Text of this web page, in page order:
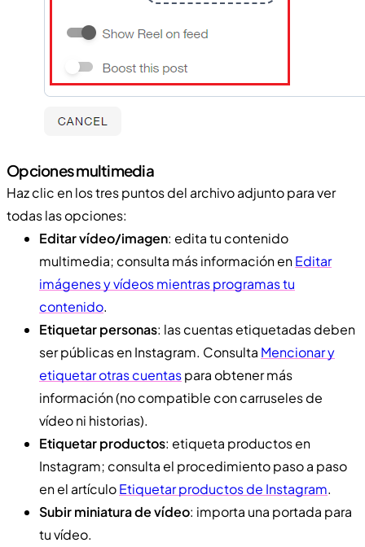
Opciones multimedia
Haz clic en los tres puntos del archivo adjunto para ver
todas las opciones:
Editar vídeo/imagen: edita tu contenido
multimedia; consulta más información enEditar
imágenes y vídeos mientras programas tu
contenido.
Etiquetar personas: las cuentas etiquetadas deben
ser públicas en Instagram. Consulta Mencionar y
etiquetar otras cuentaspara obtener más
información (no compatible con carruseles de
vídeo ni historias).
Etiquetar productos: etiqueta productos en
Instagram; consulta el procedimiento paso a paso
en el artículoEtiquetar productos de Instagram.
Subir miniatura de vídeo: importa una portada para
tu vídeo.